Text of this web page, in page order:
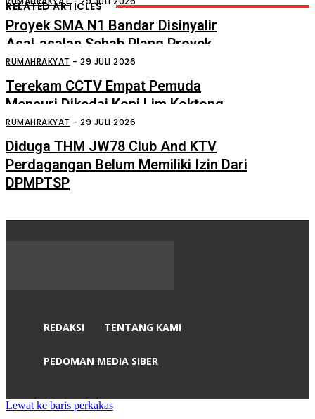
RELATED ARTICLES
Proyek SMA N1 Bandar Disinyalir
Asal-asalan Sebab Plang Proyek
Ditempel Tersembunyi
RUMAHRAKYAT - 29 JULI 2026
Terekam CCTV Empat Pemuda
Mencuri Dikedai Kopi Lim Koktong
Perdagangan
RUMAHRAKYAT - 29 JULI 2026
Diduga THM JW78 Club And KTV
Perdagangan Belum Memiliki Izin Dari
DPMPTSP
REDAKSI TENTANG KAMI
PEDOMAN MEDIA SIBER
Lewat ke baris perkakas